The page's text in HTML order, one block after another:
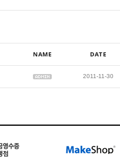
NAME DATE
2011-11-30